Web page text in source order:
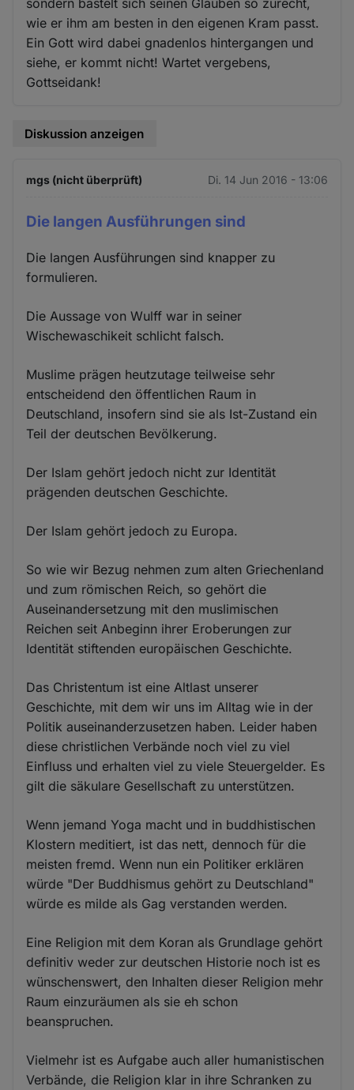
wie er ihm am besten in den eigenen Kram passt.
Ein Gott wird dabei gnadenlos hintergangen und
siehe, er kommt nicht! Wartet vergebens,
Gottseidank!
Diskussion anzeigen
mgs (nicht überprüft) Di. 14 Jun 2016 - 13:06
Die langen Ausführungen sind
Die langen Ausführungen sind knapper zu
formulieren.
Die Aussage von Wulff war in seiner
Wischewaschikeit schlicht falsch.
Muslime prägen heutzutage teilweise sehr
entscheidend den öffentlichen Raum in
Deutschland, insofern sind sie als Ist-Zustand ein
Teil der deutschen Bevölkerung.
Der Islam gehört jedoch nicht zur Identität
prägenden deutschen Geschichte.
Der Islam gehört jedoch zu Europa.
So wie wir Bezug nehmen zum alten Griechenland
und zum römischen Reich, so gehört die
Auseinandersetzung mit den muslimischen
Reichen seit Anbeginn ihrer Eroberungen zur
Identität stiftenden europäischen Geschichte.
Das Christentum ist eine Altlast unserer
Geschichte, mit dem wir uns im Alltag wie in der
Politik auseinanderzusetzen haben. Leider haben
diese christlichen Verbände noch viel zu viel
Einfluss und erhalten viel zu viele Steuergelder. Es
gilt die säkulare Gesellschaft zu unterstützen.
Wenn jemand Yoga macht und in buddhistischen
Klostern meditiert, ist das nett, dennoch für die
meisten fremd. Wenn nun ein Politiker erklären
würde "Der Buddhismus gehört zu Deutschland"
würde es milde als Gag verstanden werden.
Eine Religion mit dem Koran als Grundlage gehört
definitiv weder zur deutschen Historie noch ist es
wünschenswert, den Inhalten dieser Religion mehr
Raum einzuräumen als sie eh schon
beanspruchen.
Vielmehr ist es Aufgabe auch aller humanistischen
Verbände, die Religion klar in ihre Schranken zu